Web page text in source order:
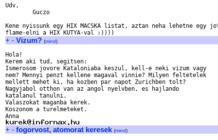
Udv,
Kene nyissunk egy HIX MACSKA listat, aztan neha lehetne egy
+ - Vizum? (mind)
Hola!
Kerem aki tud, segitsen:
Ismerosom jovore Kataloniaba keszul, kell-e neki vizum vagy
nem? Mennyi penzt kellene magaval vinnie? Milyen feltetelek
mellett mehet ki, ha kozben par napot Zurichben tolt?
Nagyjabol otthon van az angol nyelvben, es hajlando
katalanul tanulni.
Valaszokat maganba kerek.
Koszonom a turelmeteket.
+ - fogorvost, atomorat keresek (mind)